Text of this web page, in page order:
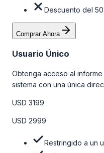
Descuento del
Comprar Ahora
Usuario Único
Obtenga acceso al
sistema con una única
la tabla de precios a
USD 3199
USD 2999
Restringido a un